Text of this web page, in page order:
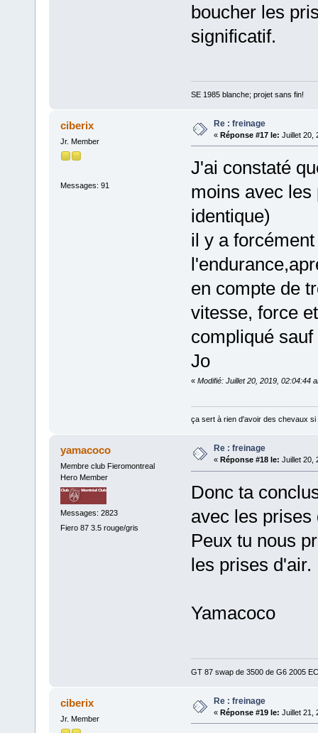
boucher les
significatif.
SE 1985 blanche; projet sans fin!
ciberix
Jr. Member
Messages: 91
Re : freinage
« Réponse #17 le: Juillet 20,
J'ai constaté
moins avec
identique)
il y a
en compte de
vitesse, force
compliqué
Jo
« Modifié: Juillet 20, 2019, 02:04:44
ça sert à rien d'avoir des chevaux si
yamacoco
Membre club Fieromontreal
Hero Member
Messages: 2823
Fiero 87 3.5 rouge/gris
Re : freinage
« Réponse #18 le: Juillet 20,
Donc ta
avec les
Peux tu nous
les prises d'air.
Yamacoco
GT 87 swap de 3500 de G6 2005
ciberix
Jr. Member
Re : freinage
« Réponse #19 le: Juillet 21,